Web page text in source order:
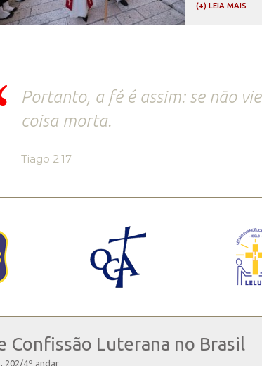
(+) LEIA MAIS
Portanto, a fé é assim: se não
coisa morta.
Tiago 2.17
Confissão Luterana no Brasil
202/4º andar